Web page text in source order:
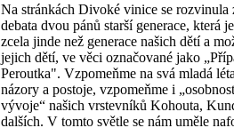
Na stránkách Divoké vinice se rozvinula
debata dvou pánů starší generace, která
zcela jinde než generace našich dětí a
jejich dětí, ve věci označované jako
Peroutka". Vzpomeňme na svá mladá
názory a postoje, vzpomeňme i
vývoje“ našich vrstevníků Kohouta,
dalších. V tomto světle se nám uměle